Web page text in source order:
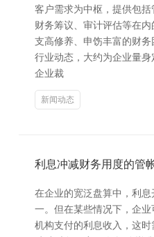
客户需求为中枢，提供包括
财务筹议、审计评估等在
支高修养、申饬丰富的财
行业动态，大约为企业量
企业裁
新闻动态
利息冲减财务用度的管
在企业的宽泛盘算中，利
一。但在某些情况下，企
机构支付的利息收入，这